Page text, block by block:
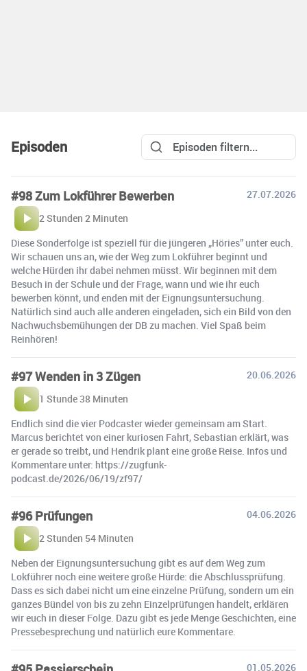
Episoden
#98 Zum Lokführer Bewerben
27.07.2026
2 Stunden 2 Minuten
Diese Sonderfolge ist speziell für die jüngeren „Höries” unter euch.
Wir schauen uns an, wie der Weg zum Lokführer beginnt und
welche Hürden ihr dabei nehmen müsst. Wir beginnen mit dem
Besuch in der Schule und der Frage, wann und wie ihr euch
bewerben könnt, und enden mit der Eignungsuntersuchung.
Natürlich sind auch alle anderen eingeladen, sich ein Bild von den
Nachwuchsbemühungen der DB zu machen. Viel Spaß beim
Reinhören!
#97 Wenden in 3 Zügen
20.06.2026
1 Stunde 38 Minuten
Endlich sind die vier Podcaster wieder gemeinsam am Start.
Marcus berichtet von einer kuriosen Fahrt, Sebastian erklärt, was
er gerade so treibt, und Hendrik plant eine große Reise. Infos und
Kommentare unter: https://zugfunk-
podcast.de/2026/06/19/zf97/
#96 Prüfungen
04.06.2026
2 Stunden 54 Minuten
Neben der Eignungsuntersuchung gibt es auf dem Weg zum
Lokführer noch eine weitere große Hürde: die Abschlussprüfung.
Dass es sich dabei nicht um eine einzelne Prüfung, sondern um ein
ganzes Bündel von bis zu zehn Einzelprüfungen handelt, erklären
wir euch in dieser Folge. Dazu gibt es jede Menge Geschichten, eine
Pressebesprechung und natürlich eure Kommentare.
01.05.2026